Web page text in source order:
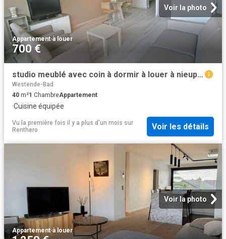
Voir la photo
Appartement·à louer
700 €
studio meublé avec coin à dormir à louer à nieuport
Westende-Bad
40 m²1 ChambreAppartement
·Cuisine équipée
Vu la première fois il y a plus d'un mois sur
Renthero
Voir les détails
Voir la photo
Appartement·à louer